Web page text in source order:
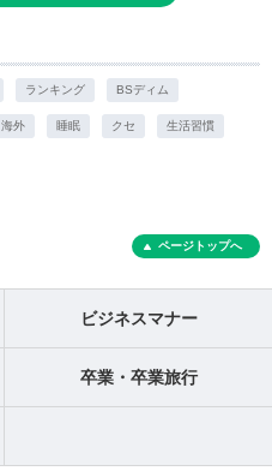
ランキング BSディム
海外 睡眠 クセ 生活習慣
ページトップへ
ビジネスマナー
卒業・卒業旅行